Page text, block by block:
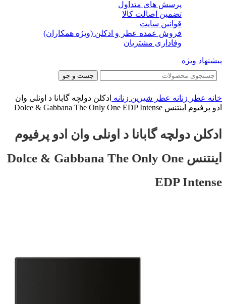
پرسش های متداول
تضمین اصالت کالا
قوانین سایت
فروش عمده عطر و ادکلن (ویژه همکاران)
وفاداری مشتریان
پیشنهاد ویژه
جست و جو
خانه عطر زنانه عطر شیرین زنانه ادکلن دولچه گابانا د اونلی وان
ادو پرفیوم اینتنس Dolce & Gabbana The Only One EDP Intense
ادکلن دولچه گابانا د اونلی وان ادو پرفیوم
اینتنس Dolce & Gabbana The Only One
EDP Intense